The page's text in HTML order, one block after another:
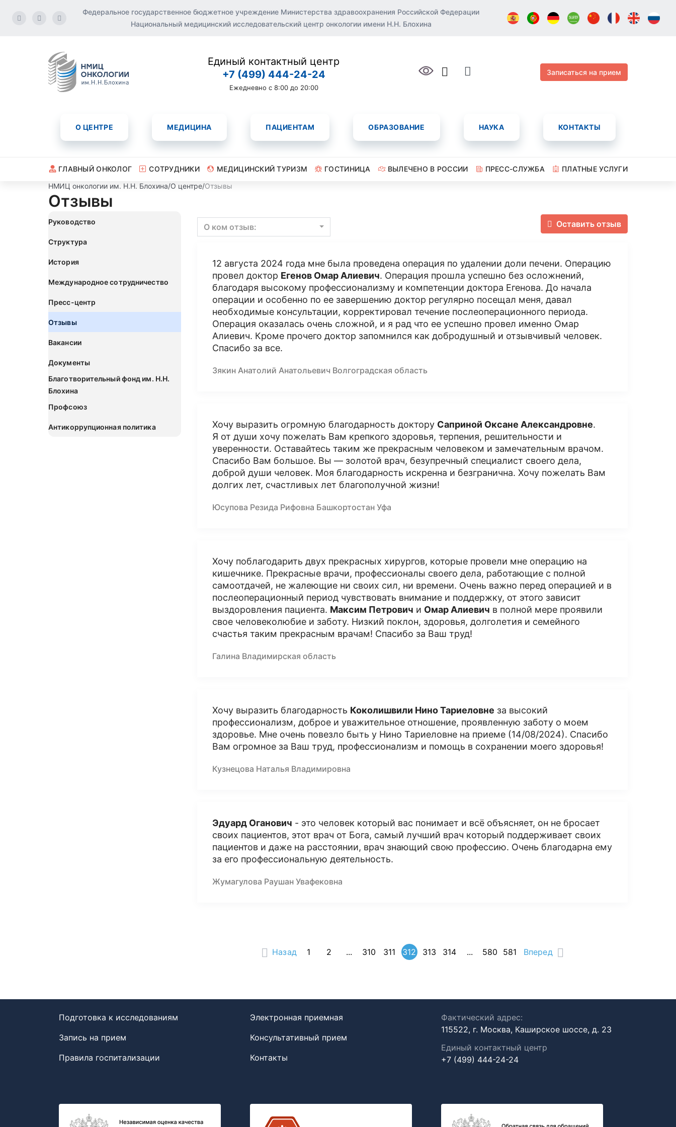
Федеральное государственное бюджетное учреждение Министерства здравоохранения Российской Федерации
Национальный медицинский исследовательский центр онкологии имени Н.Н. Блохина
Единый контактный центр
+7 (499) 444-24-24
Ежедневно с 8:00 до 20:00
Записаться на прием
О ЦЕНТРЕ МЕДИЦИНА ПАЦИЕНТАМ ОБРАЗОВАНИЕ НАУКА КОНТАКТЫ
ГЛАВНЫЙ ОНКОЛОГ СОТРУДНИКИ МЕДИЦИНСКИЙ ТУРИЗМ ГОСТИНИЦА ВЫЛЕЧЕНО В РОССИИ ПРЕСС-СЛУЖБА
ПЛАТНЫЕ УСЛУГИ
НМИЦ онкологии им. Н.Н. Блохина/О центре/Отзывы
Отзывы
Руководство
Структура
История
Международное сотрудничество
Пресс-центр
Отзывы
Вакансии
Документы
Благотворительный фонд им. Н.Н.
Блохина
Профсоюз
Антикоррупционная политика
Оставить отзыв
О ком отзыв:
12 августа 2024 года мне была проведена операция по удалении доли печени. Операцию
провел доктор Егенов Омар Алиевич. Операция прошла успешно без осложнений,
благодаря высокому профессионализму и компетенции доктора Егенова. До начала
операции и особенно по ее завершению доктор регулярно посещал меня, давал
необходимые консультации, корректировал течение послеоперационного периода.
Операция оказалась очень сложной, и я рад что ее успешно провел именно Омар
Алиевич. Кроме прочего доктор запомнился как добродушный и отзывчивый человек.
Спасибо за все.
Зякин Анатолий Анатольевич Волгоградская область
Хочу выразить огромную благодарность доктору Саприной Оксане Александровне.
Я от души хочу пожелать Вам крепкого здоровья, терпения, решительности и
уверенности. Оставайтесь таким же прекрасным человеком и замечательным врачом.
Спасибо Вам большое. Вы — золотой врач, безупречный специалист своего дела,
доброй души человек. Моя благодарность искренна и безгранична. Хочу пожелать Вам
долгих лет, счастливых лет благополучной жизни!
Юсупова Резида Рифовна Башкортостан Уфа
Хочу поблагодарить двух прекрасных хирургов, которые провели мне операцию на
кишечнике. Прекрасные врачи, профессионалы своего дела, работающие с полной
самоотдачей, не жалеющие ни своих сил, ни времени. Очень важно перед операцией и в
послеоперационный период чувствовать внимание и поддержку, от этого зависит
выздоровления пациента. Максим Петрович и Омар Алиевич в полной мере проявили
свое человеколюбие и заботу. Низкий поклон, здоровья, долголетия и семейного
счастья таким прекрасным врачам! Спасибо за Ваш труд!
Галина Владимирская область
Хочу выразить благодарность Коколишвили Нино Тариеловне за высокий
профессионализм, доброе и уважительное отношение, проявленную заботу о моем
здоровье. Мне очень повезло быть у Нино Тариеловне на приеме (14/08/2024). Спасибо
Вам огромное за Ваш труд, профессионализм и помощь в сохранении моего здоровья!
Кузнецова Наталья Владимировна
Эдуард Оганович - это человек который вас понимает и всё объясняет, он не бросает
своих пациентов, этот врач от Бога, самый лучший врач который поддерживает своих
пациентов и даже на расстоянии, врач знающий свою профессию. Очень благодарна ему
за его профессиональную деятельность.
Жумагулова Раушан Увафековна
Назад 1 2 ... 310 311 312 313 314 ... 580 581 Вперед
Подготовка к исследованиям
Запись на прием
Правила госпитализации
Электронная приемная
Консультативный прием
Контакты
Фактический адрес:
115522, г. Москва, Каширское шоссе, д. 23
Единый контактный центр
+7 (499) 444-24-24